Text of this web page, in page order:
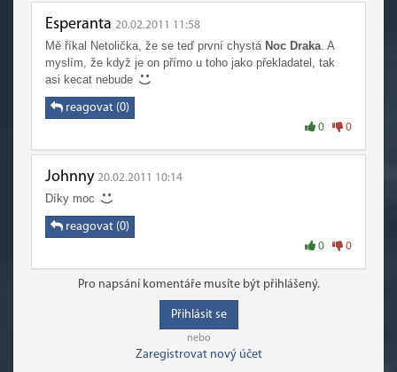
Esperanta 20.02.2011 11:58
Mě říkal Netolička, že se teď první chystá Noc Draka. A
myslím, že když je on přímo u toho jako překladatel, tak
asi kecat nebude
reagovat (0)
0 0
Johnny 20.02.2011 10:14
Díky moc
reagovat (0)
0 0
Pro napsání komentáře musíte být přihlášený.
Přihlásit se
nebo
Zaregistrovat nový účet